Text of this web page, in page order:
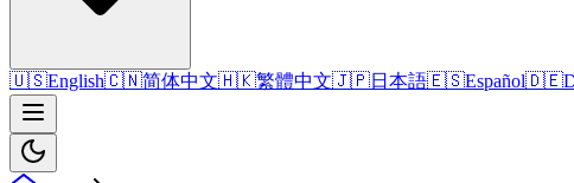
🇺🇸English🇨🇳简体中文🇭🇰繁體中文🇯🇵日本語🇪🇸Español🇩🇪